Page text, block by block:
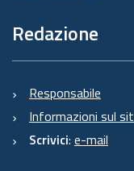
Redazione
Responsabile
Informazioni sul
Scrivici: e-mail